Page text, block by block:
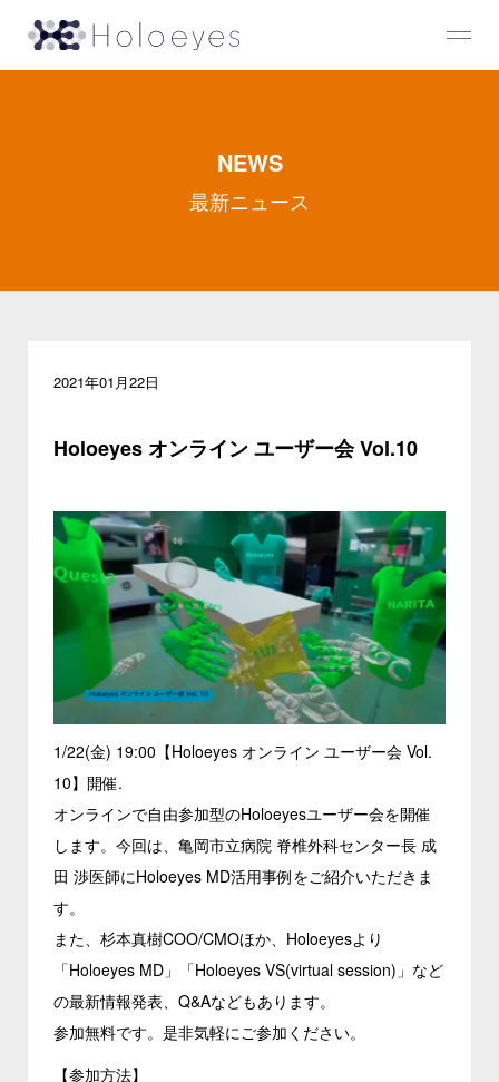
NEWS
最新ニュース
2021年01月22日
Holoeyes オンライン ユーザー会 Vol.10
1/22(金) 19:00【Holoeyes オンライン ユーザー会 Vol.
10】開催.
オンラインで自由参加型のHoloeyesユーザー会を開催
します。今回は、亀岡市立病院 脊椎外科センター長 成
田 渉医師にHoloeyes MD活用事例をご紹介いただきま
す。
また、杉本真樹COO/CMOほか、Holoeyesより
「Holoeyes MD」「Holoeyes VS(virtual session)」など
の最新情報発表、Q&Aなどもあります。
参加無料です。是非気軽にご参加ください。
【参加方法】